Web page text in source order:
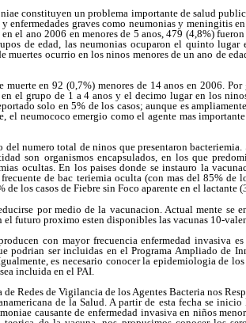
constituyen un problema importante de salud
enfermedades graves como neumonias y meningitis
el ano 2006 en menores de 5 anos, 479 (4,8%)
de edad, las neumonias ocuparon el quinto lugar
ocurrio en los ninos menores de un ano de
en 92 (0,7%) menores de 14 anos en 2006.
el grupo de 1 a 4 anos y el decimo lugar en los
solo en 5% de los casos; aunque es
neumococo emergio como el agente mas
numero total de ninos que presentaron bacteriemia.
son organismos encapsulados, en los que
ocultas. En los paises donde se instauro la
de bac teriemia oculta (con mas del 85% de
los casos de Fiebre sin Foco aparente en el lactante
por medio de la vacunacion. Actual mente se
el futuro proximo esten disponibles las vacunas 10-
con mayor frecuencia enfermedad invasiva
podrian ser incluidas en el Programa Ampliado de
es necesario conocer la epidemiologia de los
incluida en el PAI.
Redes de Vigilancia de los Agentes Bacteria nos
de la Salud. A partir de esta fecha se
causante de enfermedad invasiva en niños